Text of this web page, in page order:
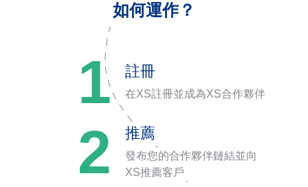
如何運作？
1 註冊
在XS註冊並成為XS合作夥伴
2 推薦
發布您的合作夥伴鏈結並向
XS推薦客戶